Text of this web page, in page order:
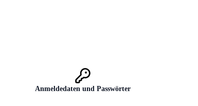
Anmeldedaten und Passwörter